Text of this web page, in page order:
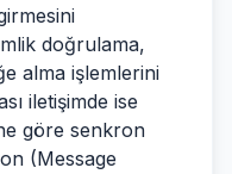
doğrulama,
alma işlemlerini
iletişimde ise
göre senkron
(Message